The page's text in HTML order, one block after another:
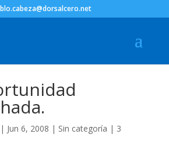
| Jun 6, 2008 | Sin categoría | 3